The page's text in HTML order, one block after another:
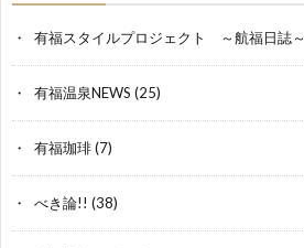
有福スタイルプロジェクト ～航福日誌～
有福温泉NEWS (25)
有福珈琲(7)
べき論!! (38)